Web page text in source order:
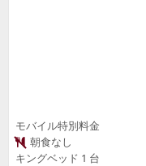
モバイル特別料金
朝食なし
キングベッド 1 台